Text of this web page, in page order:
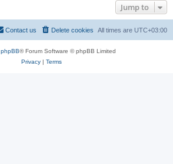
Jump to
All times are UTC+03:00
Delete cookies
Contact us
phpBB® Forum Software © phpBB Limited
Privacy| Terms